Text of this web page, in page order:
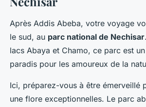
Après Addis Abeba, votre voyage
le sud, au parc national de Nechisar
lacs Abaya et Chamo, ce parc est
paradis pour les amoureux de la
Ici, préparez-vous à être émerveillé
une flore exceptionnelles. Le parc